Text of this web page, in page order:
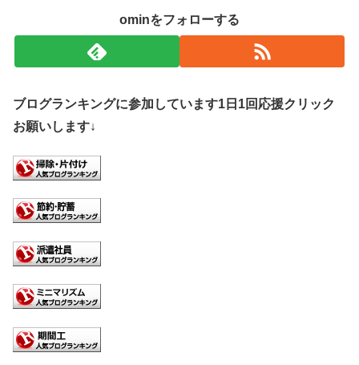
ominをフォローする
ブログランキングに参加しています1日1回応援クリック
お願いします↓